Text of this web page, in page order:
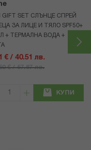
GIFT SET СЛЪНЦЕ СПРЕЙ
ЗА ЛИЦЕ И ТЯЛО SPF50+
+ ТЕРМАЛНА ВОДА +
€ / 40.51 лв.
€ / 57.87 лв.
КУПИ